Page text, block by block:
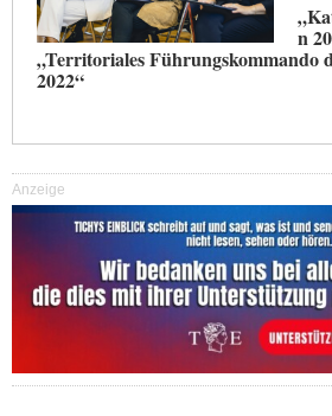
n
„Territoriales Führungskommando
2022“
Anzeige